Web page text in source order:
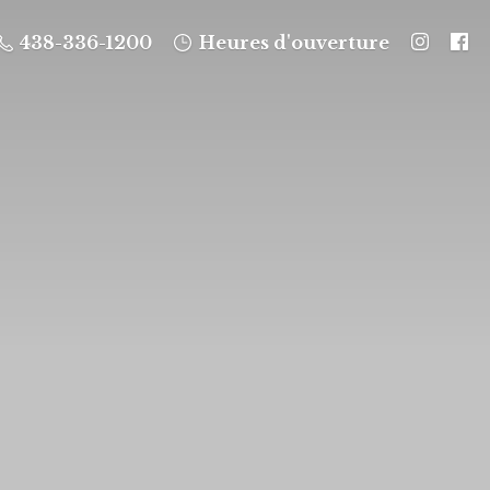
438-336-1200 Heures d'ouverture